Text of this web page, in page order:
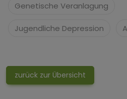
Genetische Veranlagung
Jugendliche Depression
zurück zur Übersicht